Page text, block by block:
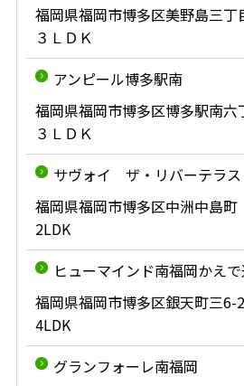
福岡県福岡市博多区美野島三丁
３ＬＤＫ
アンピール博多駅南
福岡県福岡市博多区博多駅南六
３ＬＤＫ
サヴォイ ザ・リバーテラス
福岡県福岡市博多区中洲中島町
2LDK
ヒューマインド南福岡かえで
福岡県福岡市博多区銀天町三6-
4LDK
グランフォーレ南福岡